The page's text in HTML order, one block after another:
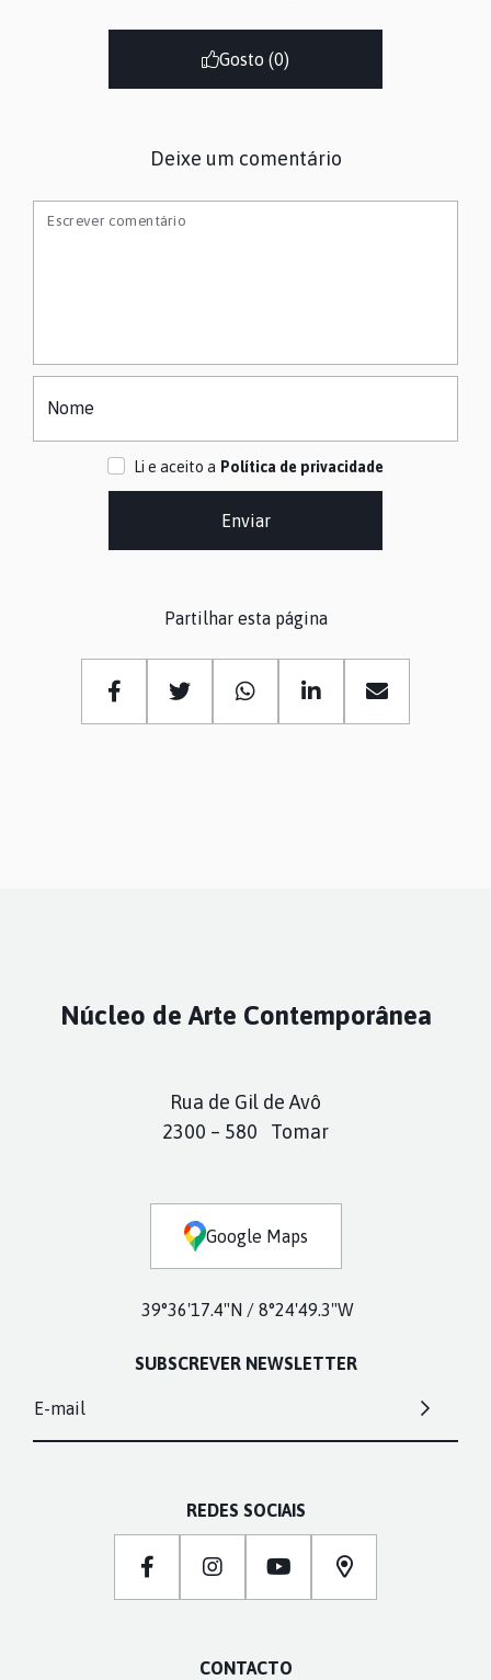
Gosto (0)
Deixe um comentário
Escrever comentário
Nome
Li e aceito a Política de privacidade
Enviar
Partilhar esta página
Núcleo de Arte Contemporânea
Rua de Gil de Avô
2300 – 580 Tomar
Google Maps
39°36'17.4"N / 8°24'49.3"W
SUBSCREVER NEWSLETTER
E-mail
REDES SOCIAIS
CONTACTO